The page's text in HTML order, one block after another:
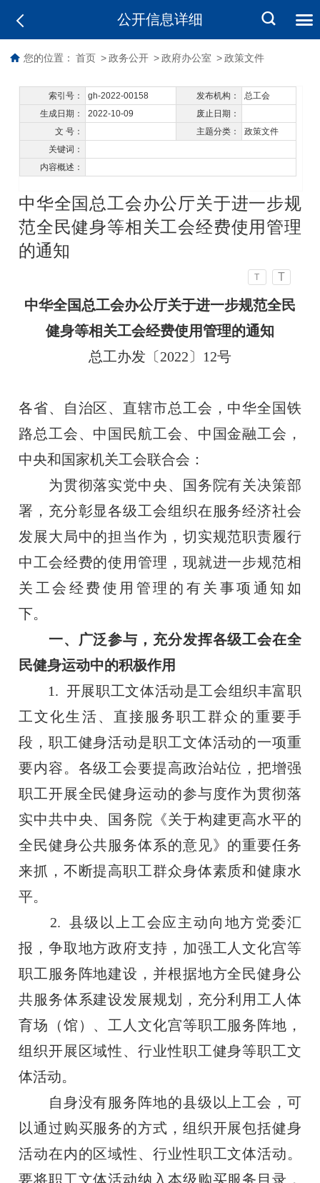
公开信息详细
您的位置： 首页 > 政务公开 > 政府办公室 > 政策文件
索引号： gh-2022-00158 发布机构：
总工会
生成日期：
2022-10-09
废止日期：
文 号：
主题分类：
政策文件
关键词：
内容概述：
中华全国总工会办公厅关于进一步规
范全民健身等相关工会经费使用管理
的通知
T T
中华全国总工会办公厅关于进一步规范全民
健身等相关工会经费使用管理的通知
总工办发〔2022〕12号
各省、自治区、直辖市总工会，中华全国铁
路总工会、中国民航工会、中国金融工会，
中央和国家机关工会联合会：
为贯彻落实党中央、国务院有关决策部
署，充分彰显各级工会组织在服务经济社会
发展大局中的担当作为，切实规范职责履行
中工会经费的使用管理，现就进一步规范相
关工会经费使用管理的有关事项通知如
下。
一、广泛参与，充分发挥各级工会在全
民健身运动中的积极作用
1. 开展职工文体活动是工会组织丰富职
工文化生活、直接服务职工群众的重要手
段，职工健身活动是职工文体活动的一项重
要内容。各级工会要提高政治站位，把增强
职工开展全民健身运动的参与度作为贯彻落
实中共中央、国务院《关于构建更高水平的
全民健身公共服务体系的意见》的重要任务
来抓，不断提高职工群众身体素质和健康水
平。
2. 县级以上工会应主动向地方党委汇
报，争取地方政府支持，加强工人文化宫等
职工服务阵地建设，并根据地方全民健身公
共服务体系建设发展规划，充分利用工人体
育场（馆）、工人文化宫等职工服务阵地，
组织开展区域性、行业性职工健身等职工文
体活动。
自身没有服务阵地的县级以上工会，可
以通过购买服务的方式，组织开展包括健身
活动在内的区域性、行业性职工文体活动。
要将职工文体活动纳入本级购买服务目录，